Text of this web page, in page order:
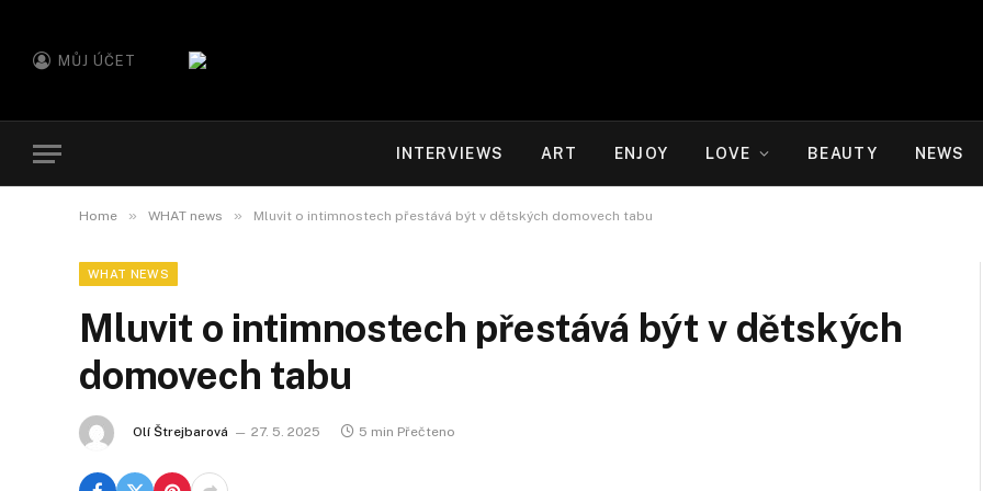
MŮJ ÚČET
INTERVIEWS ART ENJOY LOVE BEAUTY NEWS
Home » WHAT news » Mluvit o intimnostech přestává být v dětských domovech tabu
WHAT NEWS
Mluvit o intimnostech přestává být v dětských
domovech tabu
Olí Štrejbarová 27. 5. 2025 5 min Přečteno